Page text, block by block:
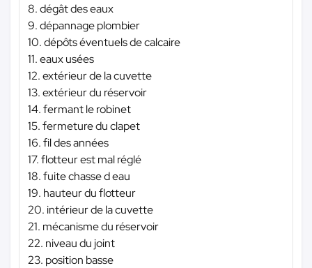
8. dégât des eaux
9. dépannage plombier
10. dépôts éventuels de calcaire
11. eaux usées
12. extérieur de la cuvette
13. extérieur du réservoir
14. fermant le robinet
15. fermeture du clapet
16. fil des années
17. flotteur est mal réglé
18. fuite chasse d eau
19. hauteur du flotteur
20. intérieur de la cuvette
21. mécanisme du réservoir
22. niveau du joint
23. position basse